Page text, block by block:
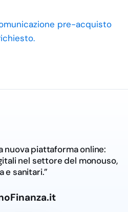
pre-acquisto
nuova piattaforma online:
nel settore del monouso,
e sanitari.”